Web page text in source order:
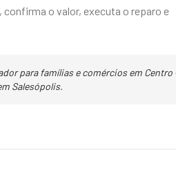
o valor, executa o reparo e
para famílias e comércios em Centro
Salesópolis.